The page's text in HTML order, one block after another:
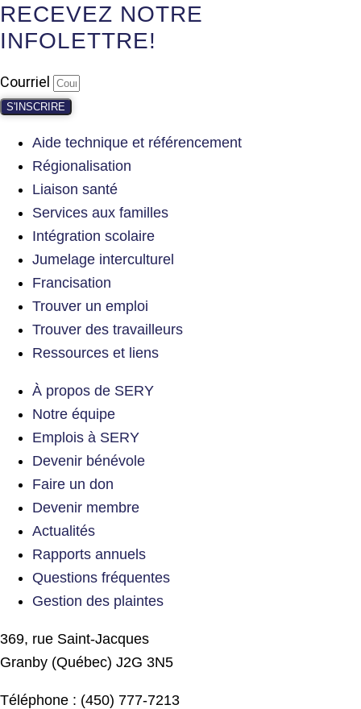
RECEVEZ NOTRE
INFOLETTRE!
Courriel
S'INSCRIRE
Aide technique et référencement
Régionalisation
Liaison santé
Services aux familles
Intégration scolaire
Jumelage interculturel
Francisation
Trouver un emploi
Trouver des travailleurs
Ressources et liens
À propos de SERY
Notre équipe
Emplois à SERY
Devenir bénévole
Faire un don
Devenir membre
Actualités
Rapports annuels
Questions fréquentes
Gestion des plaintes
369, rue Saint-Jacques
Granby (Québec) J2G 3N5
Téléphone : (450) 777-7213